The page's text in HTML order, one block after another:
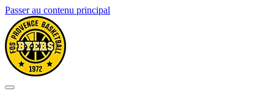
Passer au contenu principal